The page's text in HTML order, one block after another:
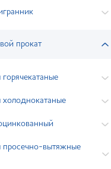
прокат
холоднокатаные
просечно-вытяжные